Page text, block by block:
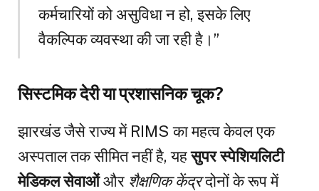
कर्मचारियों को असुविधा न हो, इसके लिए
वैकल्पिक व्यवस्था की जा रही है।”
सिस्टमिक देरी या प्रशासनिक चूक?
झारखंड जैसे राज्य में RIMS का महत्व केवल एक
अस्पताल तक सीमित नहीं है, यहसुपर स्पेशियलिटी
मेडिकल सेवाओंऔर शैक्षणिक केंद्रदोनों के रूप में